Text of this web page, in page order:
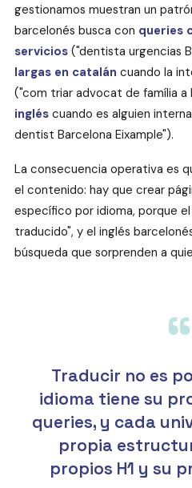
gestionamos muestran un
barcelonés busca con queries
servicios("dentista urgencias
largas en catalán cuando la
("com triar advocat de família a
ingléscuando es alguien
dentist Barcelona Eixample").
La consecuencia operativa es
el contenido: hay que crear
específico por idioma, porque
traducido", y el inglés
búsqueda que sorprenden a
Traducir no es
idioma tiene su
queries, y cada
propia
propios H1 y su